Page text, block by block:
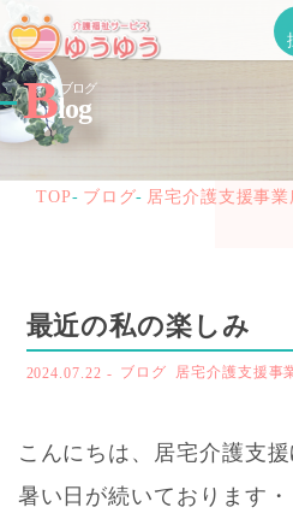
ブログ
Blog
TOP ブログ 居宅介護支援事業
最近の私の楽しみ
2024.07.22 - ブログ 居宅介護支援事
こんにちは、居宅介護支援
暑い日が続いております